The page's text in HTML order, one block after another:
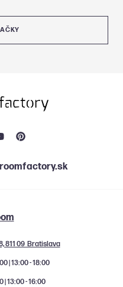
811 09 Bratislava
| 13:00 - 18:00
| 13:00 - 16:00